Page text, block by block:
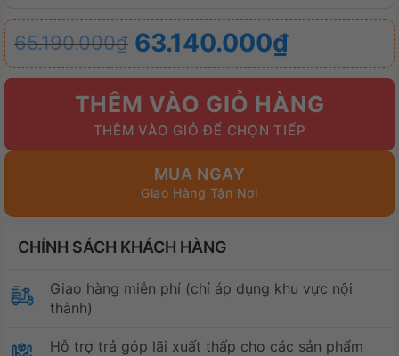
65.190.000₫
Giá
gốc
65.190.000₫.
63.140.000₫
Giá
hiện
63.140.000₫.
THÊM VÀO GIỎ HÀNG
MUA NGAY
CHÍNH SÁCH KHÁCH HÀNG
Giao hàng miễn phí (chỉ áp dụng khu vực nội
thành)
Hỗ trợ trả góp lãi xuất thấp cho các sản phẩm